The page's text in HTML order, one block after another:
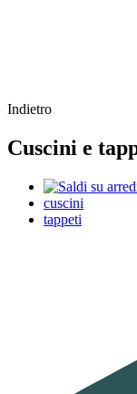
Indietro
Cuscini e
cuscini
tappeti